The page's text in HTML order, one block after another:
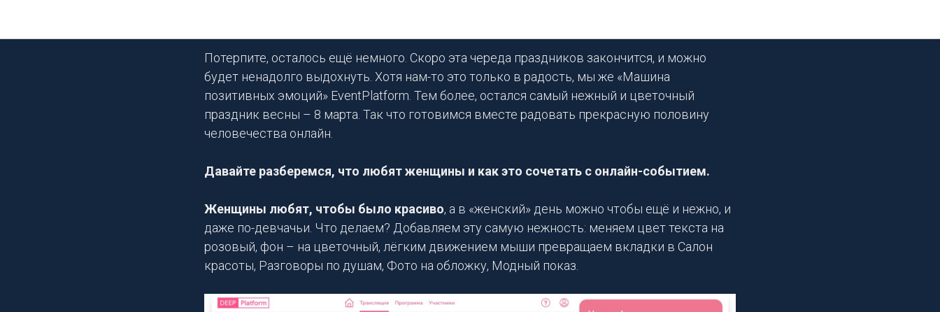
Потерпите, осталось ещё немного. Скоро эта череда праздников закончится, и можно
будет ненадолго выдохнуть. Хотя нам-то это только в радость, мы же «Машина
позитивных эмоций» EventPlatform. Тем более, остался самый нежный и цветочный
праздник весны – 8 марта. Так что готовимся вместе радовать прекрасную половину
человечества онлайн.
Давайте разберемся, что любят женщины и как это сочетать с онлайн-событием.
Женщины любят, чтобы было красиво, а в «женский» день можно чтобы ещё и нежно, и
даже по-девчачьи. Что делаем? Добавляем эту самую нежность: меняем цвет текста на
розовый, фон – на цветочный, лёгким движением мыши превращаем вкладки в Салон
красоты, Разговоры по душам, Фото на обложку, Модный показ.